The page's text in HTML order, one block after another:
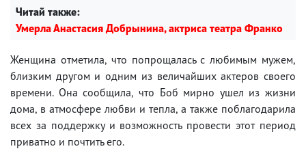
Читай также:
Умерла Анастасия Добрынина, актриса театра Франко
Женщина отметила, что попрощалась с любимым мужем,
близким другом и одним из величайших актеров своего
времени. Она сообщила, что Боб мирно ушел из жизни
дома, в атмосфере любви и тепла, а также поблагодарила
всех за поддержку и возможность провести этот период
приватно и почтить его.